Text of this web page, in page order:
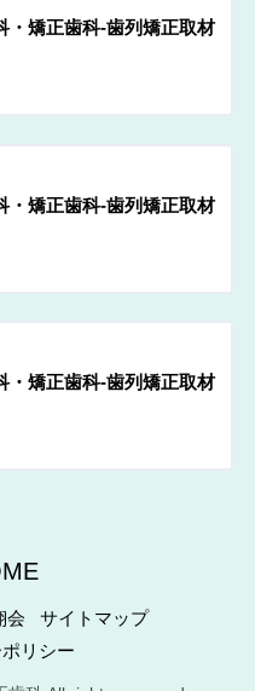
・矯正歯科-歯列矯正取材
・矯正歯科-歯列矯正取材
・矯正歯科-歯列矯正取材
会
サイトマップ
リシー